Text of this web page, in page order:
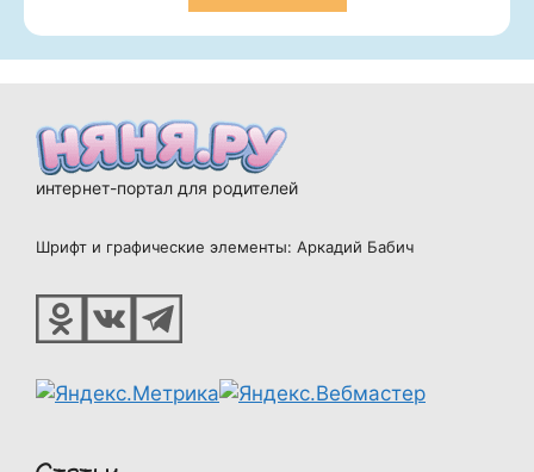
интернет-портал для родителей
Шрифт и графические элементы: Аркадий Бабич